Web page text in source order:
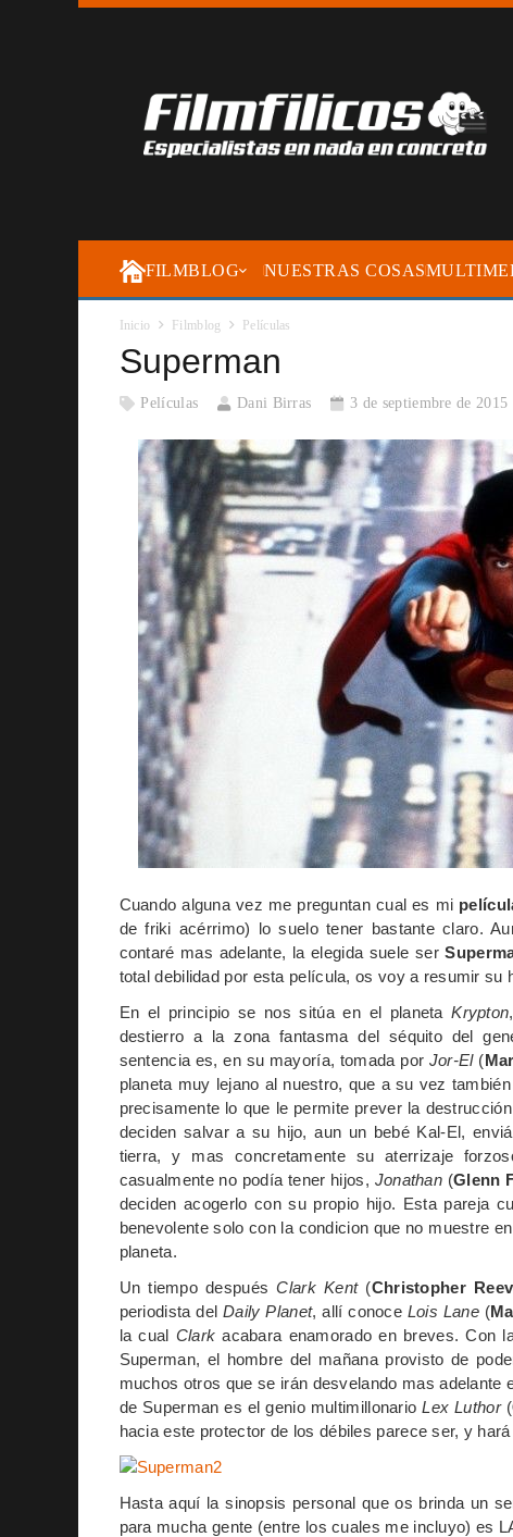
FILMBLOG NUESTRAS COSAS
Inicio Filmblog Películas
Superman
Películas Dani Birras 3 de septiembre de 2015
Cuando alguna vez me preguntan cual es mi
de friki acérrimo) lo suelo tener bastante claro.
contaré mas adelante, la elegida suele ser
total debilidad por esta película, os voy a resumir su
En el principio se nos sitúa en el planetaKrypton
destierro a la zona fantasma del séquito del
sentencia es, en su mayoría, tomada por Jor-El(
planeta muy lejano al nuestro, que a su vez
precisamente lo que le permite prever la
deciden salvar a su hijo, aun un bebé Kal-El,
tierra, y mas concretamente su aterrizaje
casualmente no podía tener hijos, Jonathan (Glenn
deciden acogerlo con su propio hijo. Esta pareja
benevolente solo con la condicion que no muestre
planeta.
Un tiempo despuésClark Kent(Christopher
periodista delDaily Planet, allí conoce Lois Lane (
la cual Clark acabara enamorado en breves. Con
Superman, el hombre del mañana provisto de
muchos otros que se irán desvelando mas
de Superman es el genio multimillonarioLex Luthor(
hacia este protector de los débiles parece ser, y
Hasta aquí la sinopsis personal que os brinda un
para mucha gente (entre los cuales me incluyo) es